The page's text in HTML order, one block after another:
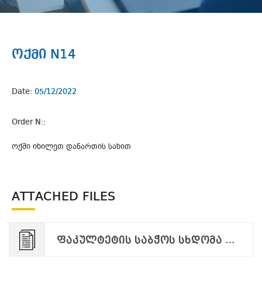
ოქმი N14
Date: 05/12/2022
Order N::
ოქმი იხილეთ დანართის სახით
ATTACHED FILES
ფაკულტეტის საბჭოს სხდომა ოქმი N14_28.11. 2022.pdf